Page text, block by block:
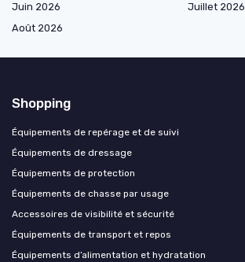
Juin 2026
Juillet 2026
Août 2026
Shopping
Équipements de repérage et de suivi
Équipements de dressage
Équipements de protection
Équipements de chasse par usage
Accessoires de visibilité et sécurité
Équipements de transport et repos
Équipements d’alimentation et hydratation